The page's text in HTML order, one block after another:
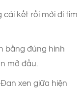
kết rồi mới đi tìm
bằng đúng hình
mở đầu.
xen giữa hiện